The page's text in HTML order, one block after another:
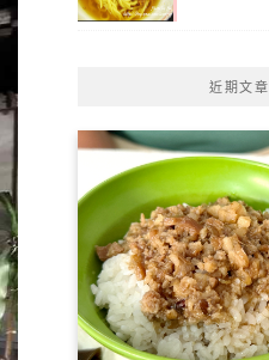
近期文章